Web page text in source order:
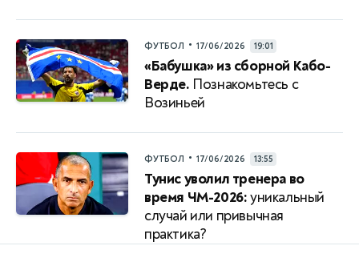
ФУТБОЛ • 17/06/2026 19:01
«Бабушка» из сборной Кабо-
Верде. Познакомьтесь с
Возиньей
ФУТБОЛ • 17/06/2026 13:55
Тунис уволил тренера во
время ЧМ-2026:уникальный
случай или привычная
практика?